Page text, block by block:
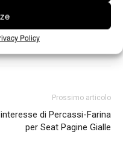
Policy
Prossimo articolo
di Percassi-Farina
per Seat Pagine Gialle